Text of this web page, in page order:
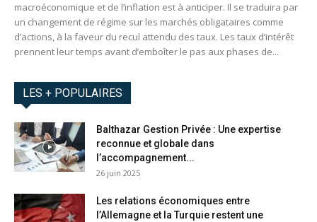
macroéconomique et de l’inflation est à anticiper. Il se traduira par
un changement de régime sur les marchés obligataires comme
d’actions, à la faveur du recul attendu des taux. Les taux d’intérêt
prennent leur temps avant d’emboîter le pas aux phases de...
LES + POPULAIRES
Balthazar Gestion Privée : Une expertise
reconnue et globale dans
l’accompagnement...
26 juin 2025
Les relations économiques entre
l’Allemagne et la Turquie restent une